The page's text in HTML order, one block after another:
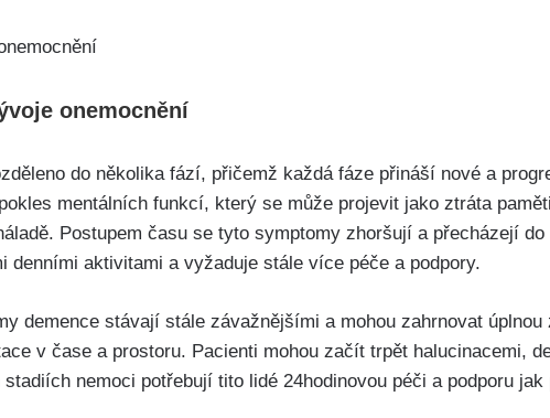
onemocnění
do několika fází, přičemž každá fáze přináší nové a
mentálních funkcí, který se může projevit jako ztráta
Postupem času se tyto symptomy zhoršují a přecházejí do
aktivitami a vyžaduje stále více péče a podpory.
demence stávají stále závažnějšími a mohou zahrnovat úplnou
v čase a prostoru. Pacienti mohou začít trpět halucinacemi,
nemoci potřebují tito lidé 24hodinovou péči a podporu jak